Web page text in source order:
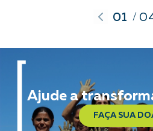
01 /
Ajude a
FAÇA SUA